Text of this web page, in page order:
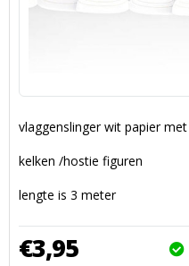
vlaggenslinger wit papier met
kelken /hostie figuren
lengte is 3 meter
€3,95